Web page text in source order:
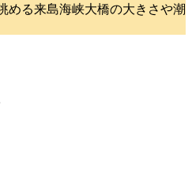
める来島海峡大橋の大きさや潮